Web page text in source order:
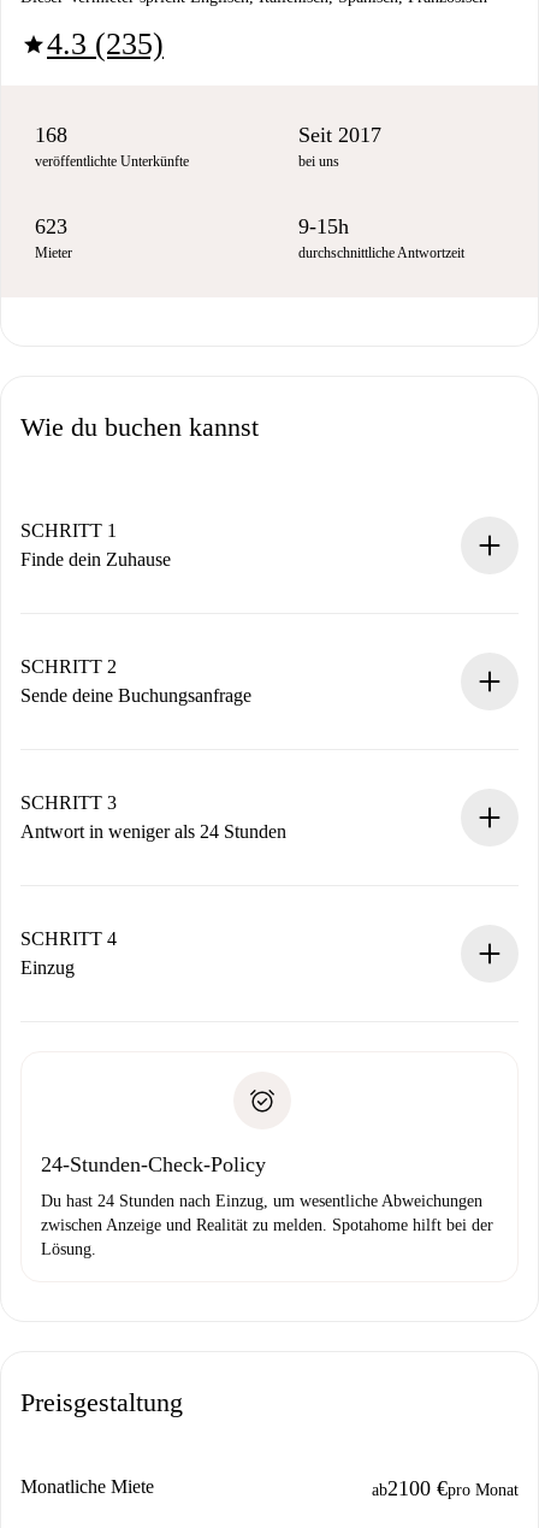
star4.3 (235)
168
veröffentlichte Unterkünfte
Seit 2017
bei uns
623
Mieter
9-15h
durchschnittliche Antwortzeit
Wie du buchen kannst
SCHRITT 1
Finde dein Zuhause
Du erhältst alle notwendigen Informationen im Voraus.
SCHRITT 2
Sende deine Buchungsanfrage
Denk daran, dass wir dich erst belasten, wenn der
Vermieter zustimmt.
SCHRITT 3
Antwort in weniger als 24 Stunden
stellen den Kontakt her.
Wenn der Vermieter ablehnen muss, entstehen keine
SCHRITT 4
Einzug
24-Stunden-Check-Policy
Du hast 24 Stunden nach Einzug, um wesentliche Abweichungen
zwischen Anzeige und Realität zu melden. Spotahome hilft bei der
Lösung.
Preisgestaltung
Monatliche Miete ab2100 €pro Monat